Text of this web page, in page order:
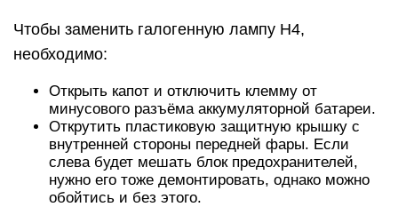
Чтобы заменить галогенную лампу Н4,
необходимо:
Открыть капот и отключить клемму от
минусового разъёма аккумуляторной батареи.
Открутить пластиковую защитную крышку с
внутренней стороны передней фары. Если
слева будет мешать блок предохранителей,
нужно его тоже демонтировать, однако можно
обойтись и без этого.